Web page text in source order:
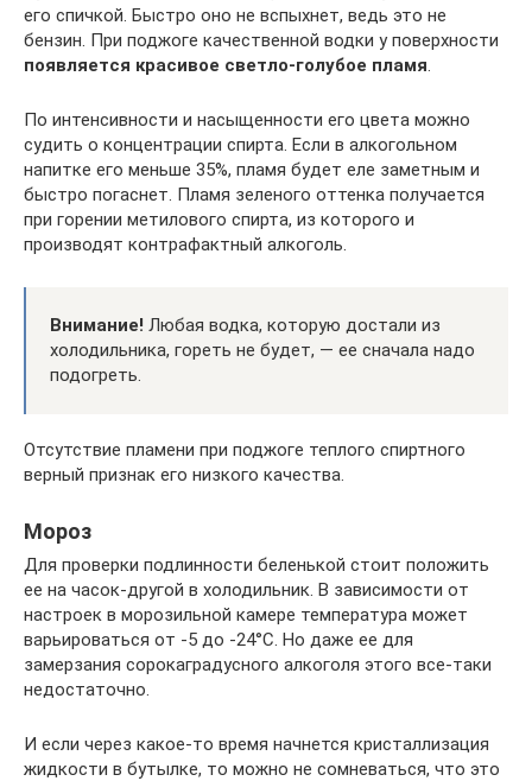
его спичкой. Быстро оно не вспыхнет, ведь это не
бензин. При поджоге качественной водки у поверхности
появляется красивое светло-голубое пламя
По интенсивности и насыщенности его цвета можно
судить о концентрации спирта. Если в алкогольном
напитке его меньше 35%, пламя будет еле заметным и
быстро погаснет. Пламя зеленого оттенка получается
при горении метилового спирта, из которого и
производят контрафактный алкоголь.
Внимание! Любая водка, которую достали из
холодильника, гореть не будет, — ее сначала надо
подогреть.
Отсутствие пламени при поджоге теплого спиртного
верный признак его низкого качества.
Мороз
Для проверки подлинности беленькой стоит положить
ее на часок-другой в холодильник. В зависимости от
настроек в морозильной камере температура может
варьироваться от -5 до -24°С. Но даже ее для
замерзания сорокаградусного алкоголя этого все-таки
недостаточно.
И если через какое-то время начнется кристаллизация
жидкости в бутылке, то можно не сомневаться, что это